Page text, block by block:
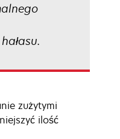
zużytymi
ilość